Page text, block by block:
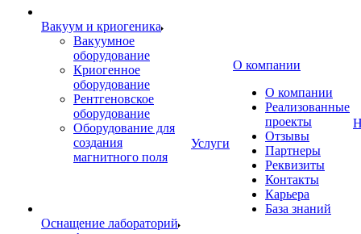
Вакуум и криогеника
Вакуумное
оборудование
Криогенное
оборудование
Рентгеновское
оборудование
Оборудование для
создания
магнитного поля
Оснащение лабораторий
Услуги
О компании
О компании
Реализованные
проекты
Отзывы
Партнеры
Реквизиты
Контакты
Карьера
База знаний